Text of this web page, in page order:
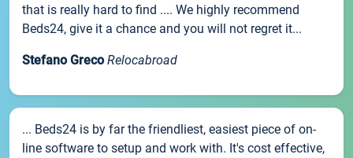
that is really hard to find .... We highly recommend
Beds24, give it a chance and you will not regret it...
Stefano Greco Relocabroad
... Beds24 is by far the friendliest, easiest piece of on-
line software to setup and work with. It's cost effective,